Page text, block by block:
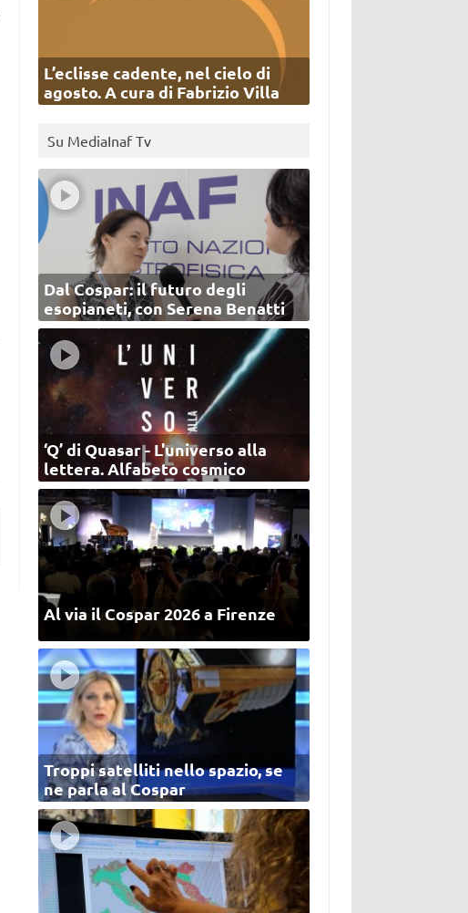
L’eclisse cadente, nel cielo di
agosto. A cura di Fabrizio Villa
Su MediaInaf Tv
Dal Cospar: il futuro degli
esopianeti, con Serena Benatti
‘Q’ di Quasar - L'universo alla
lettera. Alfabeto cosmico
Al via il Cospar 2026 a Firenze
Troppi satelliti nello spazio, se
ne parla al Cospar